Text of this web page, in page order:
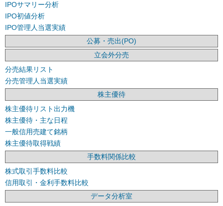
IPOサマリー分析
IPO初値分析
IPO管理人当選実績
公募・売出(PO)
立会外分売
分売結果リスト
分売管理人当選実績
株主優待
株主優待リスト出力機
株主優待・主な日程
一般信用売建て銘柄
株主優待取得戦績
手数料関係比較
株式取引手数料比較
信用取引・金利手数料比較
データ分析室